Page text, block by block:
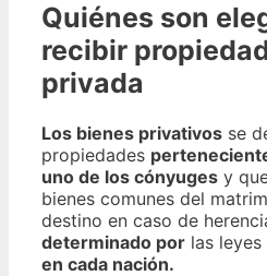
Quiénes son
recibir
privada
Los bienes privativos se
propiedades
uno de los cónyuges y
bienes comunes del
destino en caso de
determinado por las
en cada nación.